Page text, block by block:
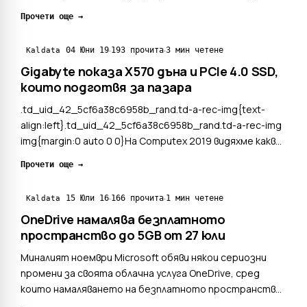
получите обичайните 15 GB само след свързване на
продъ...
Прочети още →
Kaldata 04 Юни 19·193 прочита·3 мин четене
Gigabyte показа X570 дъна и PCIe 4.0 SSD,
които подготвя за пазара
.td_uid_42_5cf6a38c6958b_rand.td-a-rec-img{text-
align:left}.td_uid_42_5cf6a38c6958b_rand.td-a-rec-img
img{margin:0 auto 0 0}На Computex 2019 видяхме какво
дънни платки, SSD-та, както и няколко add-in-card
Прочети още →
Kaldata 15 Юли 16·166 прочита·1 мин четене
OneDrive намалява безплатното
пространство до 5GB от 27 юли
Миналият ноември Microsoft обяви някои сериозни
промени за своята облачна услуга OneDrive, сред
които намаляването на безплатното пространство